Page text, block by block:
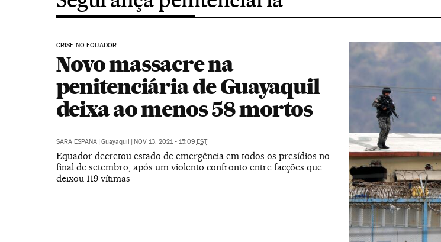
CRISE NO EQUADOR
Novo massacre na
penitenciária de Guayaquil
deixa ao menos 58 mortos
SARA ESPAÑA | Guayaquil | NOV 13, 2021 - 15:09 EST
Equador decretou estado de emergência em todos os presídios no
final de setembro, após um violento confronto entre facções que
deixou 119 vítimas